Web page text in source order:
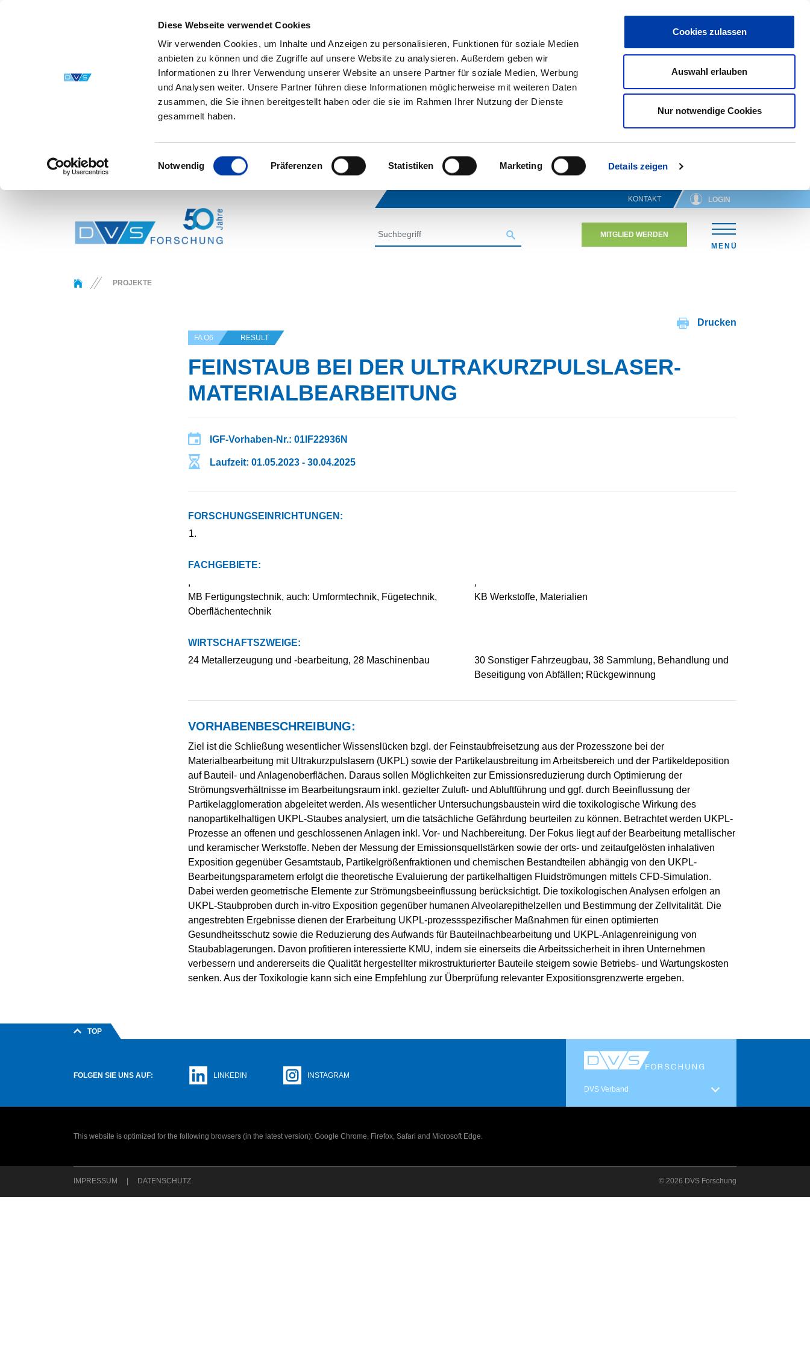
Diese Webseite verwendet Cookies
Wir verwenden Cookies, um Inhalte und Anzeigen zu personalisieren, Funktionen für soziale Medien
anbieten zu können und die Zugriffe auf unsere Website zu analysieren. Außerdem geben wir
Informationen zu Ihrer Verwendung unserer Website an unsere Partner für soziale Medien, Werbung
und Analysen weiter. Unsere Partner führen diese Informationen möglicherweise mit weiteren Daten
zusammen, die Sie ihnen bereitgestellt haben oder die sie im Rahmen Ihrer Nutzung der Dienste
gesammelt haben.
Einwilligungsauswahl
Notwendig Präferenzen Statistiken Marketing Details zeigen
Cookies zulassen
Auswahl erlauben
Nur notwendige Cookies
KONTAKT LOGIN
SUCHEN
MITGLIED WERDEN
MENÜ
You are here:PROJEKTE
Drucken
FA Q6 RESULT
FEINSTAUB BEI DER ULTRAKURZPULSLASER-
MATERIALBEARBEITUNG
IGF-Vorhaben-Nr.: 01IF22936N
Laufzeit: 01.05.2023 - 30.04.2025
FORSCHUNGSEINRICHTUNGEN:
FACHGEBIETE:
,
MB Fertigungstechnik, auch: Umformtechnik, Fügetechnik,
Oberflächentechnik
,
KB Werkstoffe, Materialien
WIRTSCHAFTSZWEIGE:
24 Metallerzeugung und -bearbeitung, 28 Maschinenbau
30 Sonstiger Fahrzeugbau, 38 Sammlung, Behandlung und
Beseitigung von Abfällen; Rückgewinnung
VORHABENBESCHREIBUNG:
Ziel ist die Schließung wesentlicher Wissenslücken bzgl. der Feinstaubfreisetzung aus der Prozesszone bei der
Materialbearbeitung mit Ultrakurzpulslasern (UKPL) sowie der Partikelausbreitung im Arbeitsbereich und der Partikeldeposition
auf Bauteil- und Anlagenoberflächen. Daraus sollen Möglichkeiten zur Emissionsreduzierung durch Optimierung der
Strömungsverhältnisse im Bearbeitungsraum inkl. gezielter Zuluft- und Abluftführung und ggf. durch Beeinflussung der
Partikelagglomeration abgeleitet werden. Als wesentlicher Untersuchungsbaustein wird die toxikologische Wirkung des
nanopartikelhaltigen UKPL-Staubes analysiert, um die tatsächliche Gefährdung beurteilen zu können. Betrachtet werden UKPL-
Prozesse an offenen und geschlossenen Anlagen inkl. Vor- und Nachbereitung. Der Fokus liegt auf der Bearbeitung metallischer
und keramischer Werkstoffe. Neben der Messung der Emissionsquellstärken sowie der orts- und zeitaufgelösten inhalativen
Exposition gegenüber Gesamtstaub, Partikelgrößenfraktionen und chemischen Bestandteilen abhängig von den UKPL-
Bearbeitungsparametern erfolgt die theoretische Evaluierung der partikelhaltigen Fluidströmungen mittels CFD-Simulation.
Dabei werden geometrische Elemente zur Strömungsbeeinflussung berücksichtigt. Die toxikologischen Analysen erfolgen an
UKPL-Staubproben durch in-vitro Exposition gegenüber humanen Alveolarepithelzellen und Bestimmung der Zellvitalität. Die
angestrebten Ergebnisse dienen der Erarbeitung UKPL-prozessspezifischer Maßnahmen für einen optimierten
Gesundheitsschutz sowie die Reduzierung des Aufwands für Bauteilnachbearbeitung und UKPL-Anlagenreinigung von
Staubablagerungen. Davon profitieren interessierte KMU, indem sie einerseits die Arbeitssicherheit in ihren Unternehmen
verbessern und andererseits die Qualität hergestellter mikrostrukturierter Bauteile steigern sowie Betriebs- und Wartungskosten
senken. Aus der Toxikologie kann sich eine Empfehlung zur Überprüfung relevanter Expositionsgrenzwerte ergeben.
TOP
FOLGEN SIE UNS AUF: LINKEDIN
INSTAGRAM
DVS Verband
This website is optimized for the following browsers (in the latest version): Google Chrome, Firefox, Safari and Microsoft Edge.
IMPRESSUM DATENSCHUTZ © 2026 DVS Forschung